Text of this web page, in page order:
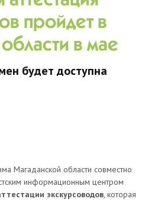
пройдет в
в мае
будет доступна
Магаданской области совместно
информационным центром
экскурсоводов, которая